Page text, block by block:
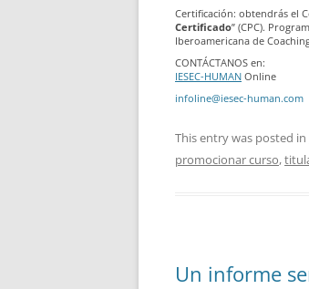
Certificación: obtendrás el
Certificado” (CPC).
Iberoamericana de
CONTÁCTANOS en:
IESEC-HUMAN Online
infoline@iesec-human.com
This entry was posted in
promocionar curso,
Un informe